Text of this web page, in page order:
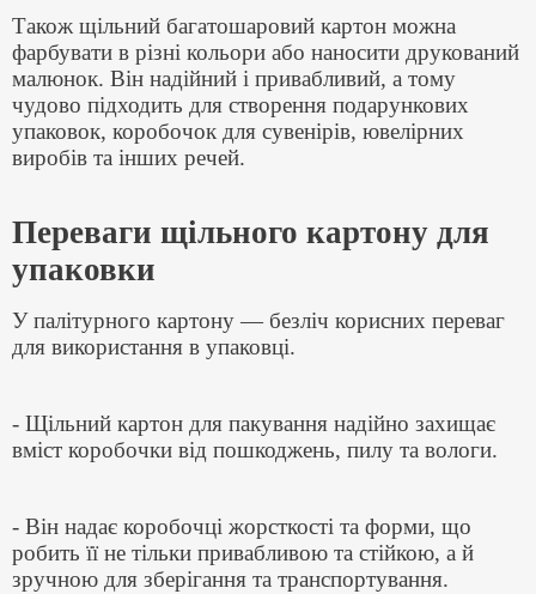
Також щільний багатошаровий картон можна
фарбувати в різні кольори або наносити друкований
малюнок. Він надійний і привабливий, а тому
чудово підходить для створення подарункових
упаковок, коробочок для сувенірів, ювелірних
виробів та інших речей.
Переваги щільного картону для
упаковки
У палітурного картону — безліч корисних переваг
для використання в упаковці.
- Щільний картон для пакування надійно захищає
вміст коробочки від пошкоджень, пилу та вологи.
- Він надає коробочці жорсткості та форми, що
робить її не тільки привабливою та стійкою, а й
зручною для зберігання та транспортування.